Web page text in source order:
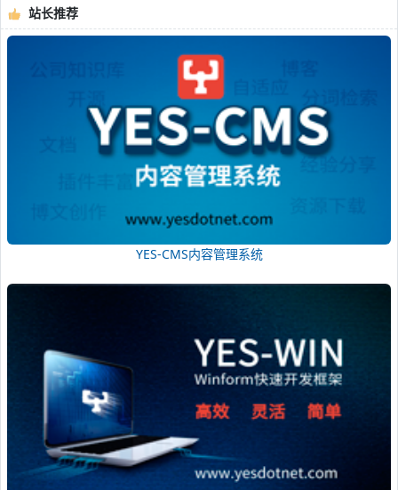
站长推荐
YES-CMS内容管理系统